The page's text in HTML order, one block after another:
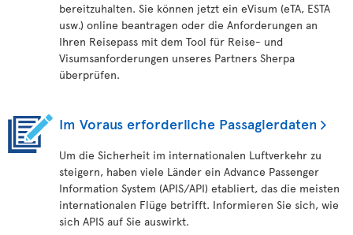
bereitzuhalten. Sie können jetzt ein eVisum (eTA, ESTA
usw.) online beantragen oder die Anforderungen an
Ihren Reisepass mit dem Tool für Reise- und
Visumsanforderungen unseres Partners Sherpa
überprüfen.
Im Voraus erforderliche Passagierdaten
Um die Sicherheit im internationalen Luftverkehr zu
steigern, haben viele Länder ein Advance Passenger
Information System (APIS/API) etabliert, das die meisten
internationalen Flüge betrifft. Informieren Sie sich, wie
sich APIS auf Sie auswirkt.